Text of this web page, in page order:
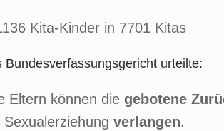
Kita-Kinder in 7701 Kitas
Bundesverfassungsgericht urteilte:
Eltern können die gebotene
Sexualerziehung verlangen.